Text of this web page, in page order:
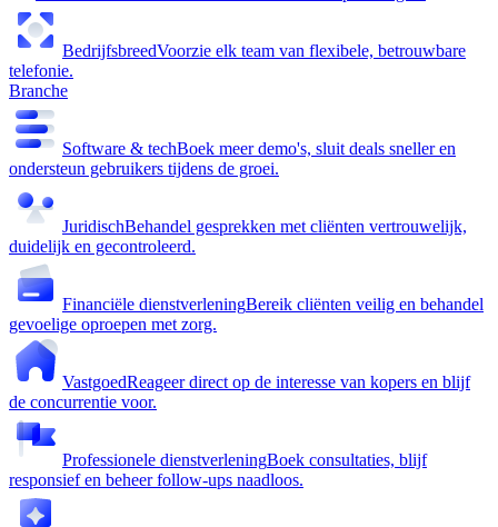
BedrijfsbreedVoorzie elk team van flexibele, betrouwbare
telefonie.
Branche
Software & techBoek meer demo's, sluit deals sneller en
ondersteun gebruikers tijdens de groei.
JuridischBehandel gesprekken met cliënten vertrouwelijk,
duidelijk en gecontroleerd.
Financiële dienstverleningBereik cliënten veilig en behandel
gevoelige oproepen met zorg.
VastgoedReageer direct op de interesse van kopers en blijf
de concurrentie voor.
Professionele dienstverleningBoek consultaties, blijf
responsief en beheer follow-ups naadloos.